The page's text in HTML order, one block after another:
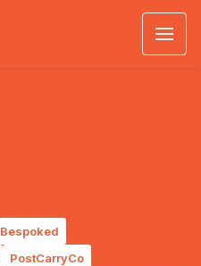
Bespoked
PostCarryCo